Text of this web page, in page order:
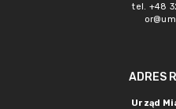
tel. +48
ADRES
Urząd